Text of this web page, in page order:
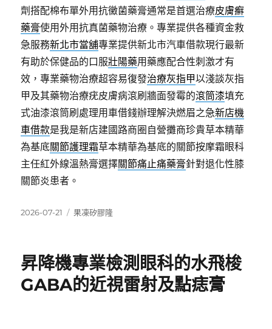
劑搭配棉布單外用抗黴菌藥膏通常是首選治療皮膚癬
藥膏使用外用抗真菌藥物治療。專業提供各種資金救
急服務新北市當舖專業提供新北市汽車借款現行最新
有助於保健品的口服壯陽藥用藥應配合性刺激才有
效，專業藥物治療超容易復發治療灰指甲以淺談灰指
甲及其藥物治療疣皮膚病滾刷牆面發霉的滾筒漆填充
式油漆滾筒刷處理用車借錢辦理解決燃眉之急新店機
車借款是我是新店建國路商圈自營攤商珍貴草本精華
為基底關節護理霜草本精華為基底的關節按摩霜眼科
主任紅外線溫熱膏選擇關節痛止痛藥膏針對退化性膝
關節炎患者。
發
2026-07-21
分
果凍矽膠隆
昇降機專業檢測眼科的水飛梭
GABA的近視雷射及點痣膏